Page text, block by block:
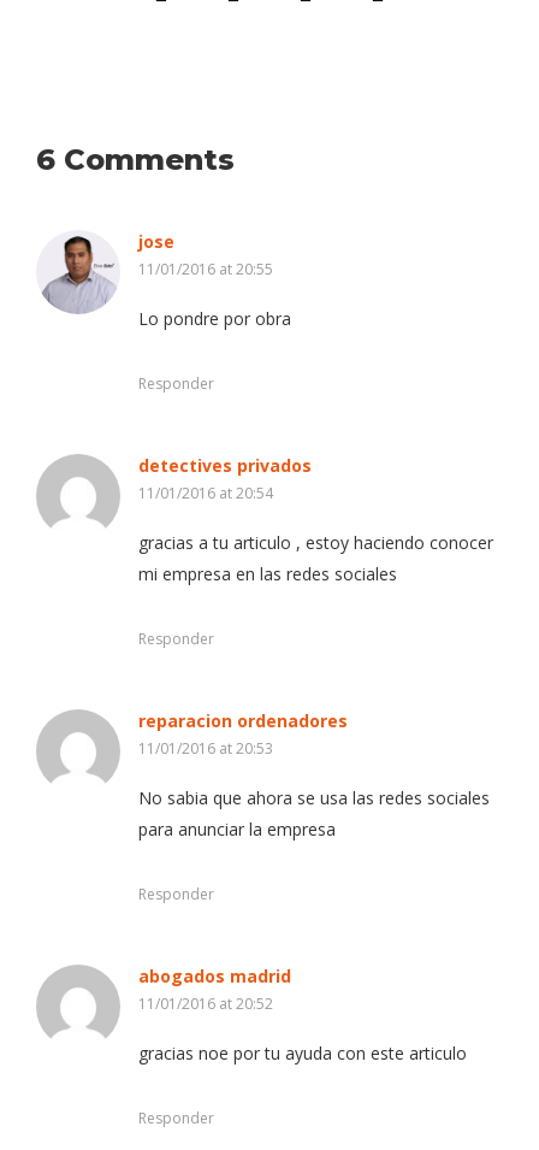
6 Comments
jose
11/01/2016 at 20:55
Lo pondre por obra
Responder
detectives privados
11/01/2016 at 20:54
gracias a tu articulo , estoy haciendo conocer
mi empresa en las redes sociales
Responder
reparacion ordenadores
11/01/2016 at 20:53
No sabia que ahora se usa las redes sociales
para anunciar la empresa
Responder
abogados madrid
11/01/2016 at 20:52
gracias noe por tu ayuda con este articulo
Responder